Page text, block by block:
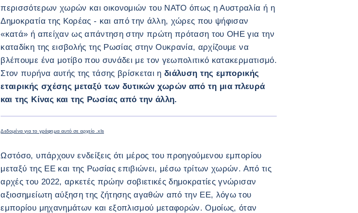
περισσότερων χωρών και οικονομιών του ΝΑΤΟ όπως η Αυστραλία ή η
Δημοκρατία της Κορέας - και από την άλλη, χώρες που ψήφισαν
«κατά» ή απείχαν ως απάντηση στην πρώτη πρόταση του ΟΗΕ για την
καταδίκη της εισβολής της Ρωσίας στην Ουκρανία, αρχίζουμε να
βλέπουμε ένα μοτίβο που συνάδει με τον γεωπολιτικό κατακερματισμό.
Στον πυρήνα αυτής της τάσης βρίσκεται ηδιάλυση της εμπορικής
εταιρικής σχέσης μεταξύ των δυτικών χωρών από τη μια πλευρά
και της Κίνας και της Ρωσίας από την άλλη.
Δεδομένα για το γράφημα αυτό σε αρχείο .xls
Ωστόσο, υπάρχουν ενδείξεις ότι μέρος του προηγούμενου εμπορίου
μεταξύ της ΕΕ και της Ρωσίας επιβιώνει, μέσω τρίτων χωρών. Από τις
αρχές του 2022, αρκετές πρώην σοβιετικές δημοκρατίες γνώρισαν
αξιοσημείωτη αύξηση της ζήτησης αγαθών από την ΕΕ, λόγω του
εμπορίου μηχανημάτων και εξοπλισμού μεταφορών. Ομοίως, όταν